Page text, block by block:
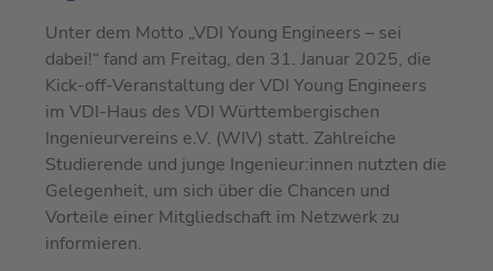
Unter dem Motto „VDI Young Engineers – sei
dabei!“ fand am Freitag, den 31. Januar 2025, die
Kick-off-Veranstaltung der VDI Young Engineers
im VDI-Haus des VDI Württembergischen
Ingenieurvereins e.V. (WIV) statt. Zahlreiche
Studierende und junge Ingenieur:innen nutzten die
Gelegenheit, um sich über die Chancen und
Vorteile einer Mitgliedschaft im Netzwerk zu
informieren.